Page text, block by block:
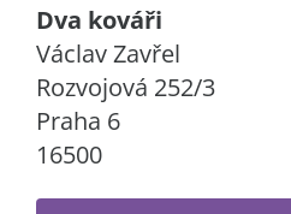
Dva kováři
Václav Zavřel
Rozvojová 252/3
Praha 6
16500